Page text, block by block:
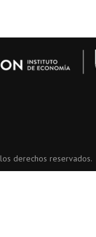
derechos reservados.